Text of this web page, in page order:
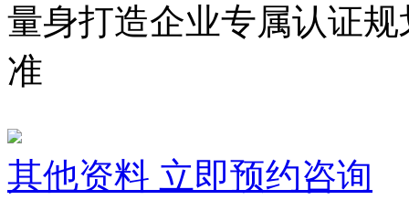
量身打造企业专属认证
准
其他资料 立即预约咨询